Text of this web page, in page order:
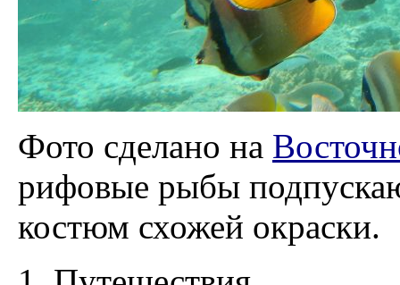
Фото сделано на
рифовые рыбы
костюм схожей окраски.